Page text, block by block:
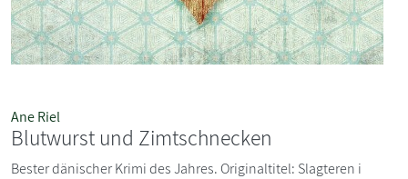
Ane Riel
Blutwurst und Zimtschnecken
Bester dänischer Krimi des Jahres. Originaltitel: Slagteren i